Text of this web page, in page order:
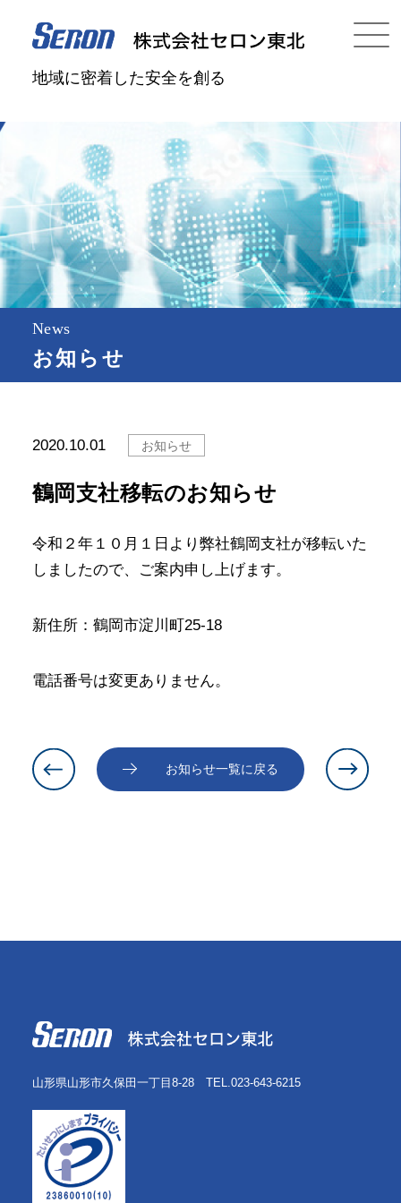
地域に密着した安全を創る
News
お知らせ
2020.10.01 お知らせ
鶴岡支社移転のお知らせ
令和２年１０月１日より弊社鶴岡支社が移転いた
しましたので、ご案内申し上げます。
新住所：鶴岡市淀川町25-18
電話番号は変更ありません。
お知らせ一覧に戻る
山形県山形市久保田一丁目8-28 TEL.023-643-6215